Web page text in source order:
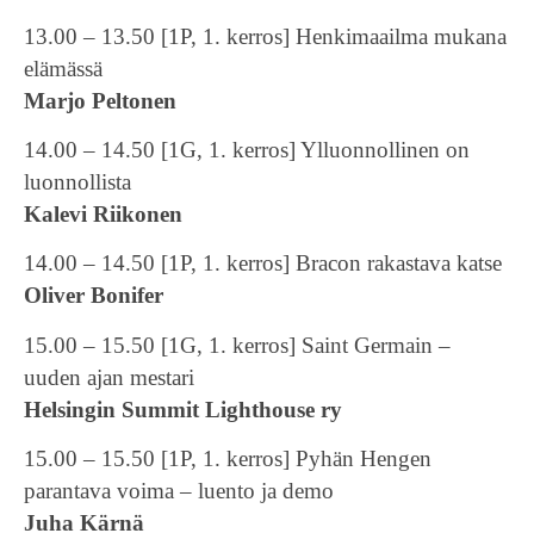
13.00 – 13.50 [1P, 1. kerros] Henkimaailma mukana
elämässä
Marjo Peltonen
14.00 – 14.50 [1G, 1. kerros] Ylluonnollinen on
luonnollista
Kalevi Riikonen
14.00 – 14.50 [1P, 1. kerros] Bracon rakastava katse
Oliver Bonifer
15.00 – 15.50 [1G, 1. kerros] Saint Germain –
uuden ajan mestari
Helsingin Summit Lighthouse ry
15.00 – 15.50 [1P, 1. kerros] Pyhän Hengen
parantava voima – luento ja demo
Juha Kärnä